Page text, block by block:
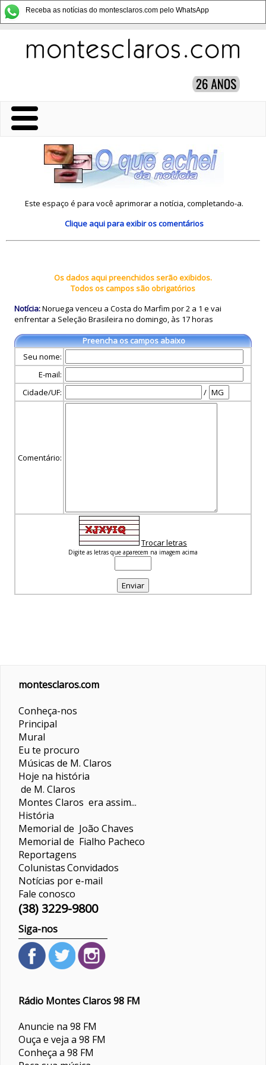
Receba as notícias do montesclaros.com pelo WhatsApp
Este espaço é para você aprimorar a notícia, completando-a.
Clique aquipara exibir os comentários
Os dados aqui preenchidos serão exibidos.
Todos os campos são obrigatórios
Notícia:Noruega venceu a Costa do Marfim por 2 a 1 e vai
enfrentar a Seleção Brasileira no domingo, às 17 horas
Preencha os campos abaixo
Seu nome:
E-mail:
Cidade/UF:
/
Comentário:
Trocar letras
Digite as letras que aparecem na imagem acima
montesclaros.com
Conheça-nos
Principal
Mural
Eu te procuro
Músicas de M. Claros
Hoje na história
de M. Claros
Montes Claros era assim...
História
Memorial de João Chaves
Memorial de Fialho Pacheco
Reportagens
ColunistasConvidados
Notícias por e-mail
Fale conosco
(38) 3229-9800
Siga-nos
Rádio Montes Claros 98 FM
Anuncie na 98 FM
Ouça e veja a 98 FM
Conheça a 98 FM